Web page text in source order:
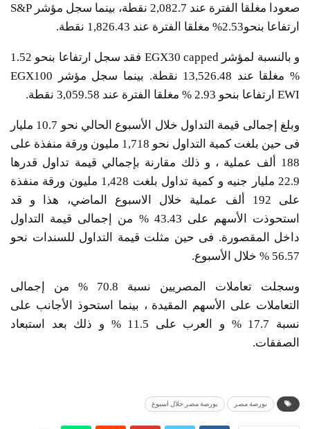
صعودا مغلقا الفترة عند 2,082.7 نقطة، بينما سجل مؤشر S&P
ارتفاعا بنحو2.53% مغلقا الفترة عند 1,826.43 نقطة.
و بالنسبة لمؤشر EGX30 capped فقد سجل ارتفاعا بنحو 1.52
% مغلقا عند 13,526.48 نقطة. بينما سجل مؤشر EGX100
EWI ارتفاعا بنحو 2.93 % مغلقا الفترة عند 3,059.58 نقطة.
وبلغ إجمالى قيمة التداول خلال الأسبوع الحالي نحو 10.7 مليار
فى حين بلغت كمية التداول نحو 1,718 مليون ورقة منفذة على
188 ألف عملية ، و ذلك مقارنة بإجمالي قيمة تداول قدرها
22.9 مليار جنيه و كمية تداول بلغت 1,428 مليون ورقة منفذة
على 192 ألف عملية خلال الاسبوع الماضي، هذا و قد
استحوذت الأسهم على 43.43 % من إجمالى قيمة التداول
داخل المقصورة. فى حين مثلت قيمة التداول للسندات نحو
56.57 % خلال الأسبوع.
وسجلت تعاملات المصريين نسبة 70.8 % من إجمالى
التعاملات على الأسهم المقيدة ، بينما استحوذ الأجانب على
نسبة 17.7 % و العرب على 11.5 % و ذلك بعد استبعاد
الصفقات.
بورصة مصر بورصة مصر خلال اسبوع